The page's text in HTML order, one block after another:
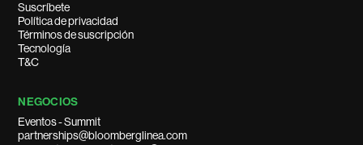
Suscríbete
Política de privacidad
Términos de suscripción
Tecnología
T&C
NEGOCIOS
Eventos - Summit
partnerships@bloomberglinea.com